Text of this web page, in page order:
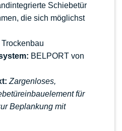
Schiebetür
die sich möglichst
Trockenbau
BELPORT von
Zargenloses,
für
Beplankung mit